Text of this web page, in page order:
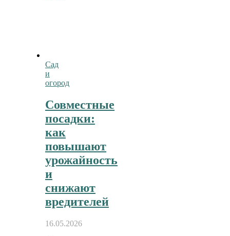
Сад
и
огород
Совместные
посадки:
как
повышают
урожайность
и
снижают
вредителей
16.05.2026